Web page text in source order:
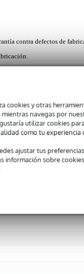
cookies y otras
mientras navegas por
utilizar cookies
como tu experiencia
ajustar tus
información sobre
contra defectos de
un tono potente
la innovadora
para un tono más
cultivadas de